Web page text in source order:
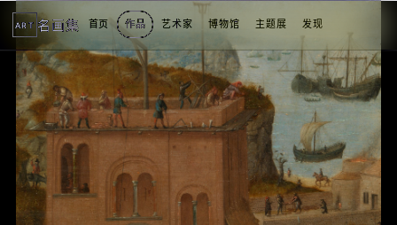
ART 名画集 首页 作品 艺术家 博物馆 主题展 发现
12345